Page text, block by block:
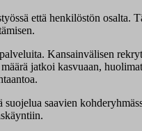
että henkilöstön osalta.
Kansainvälisen
jatkoi kasvuaan,
saavien